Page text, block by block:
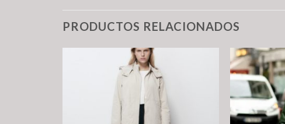
PRODUCTOS RELACIONADOS